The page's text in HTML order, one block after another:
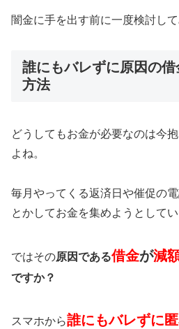
闇金に手を出す前に一度検討して
誰にもバレずに原因の
方法
どうしてもお金が必要なのは今
よね。
毎月やってくる返済日や催促の
とかしてお金を集めようとしてい
ではその原因である借金が減
ですか？
スマホから誰にもバレずに